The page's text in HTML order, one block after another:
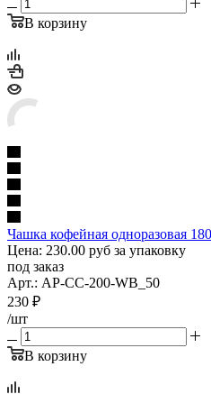
В корзину
Чашка кофейная одноразовая
Цена: 230.00 руб за упаковку
под заказ
Арт.: AP-CC-200-WB_50
230 ₽
/шт
В корзину